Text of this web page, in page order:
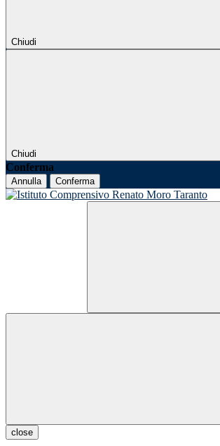
Chiudi
Chiudi
Conferma
Annulla Conferma
close